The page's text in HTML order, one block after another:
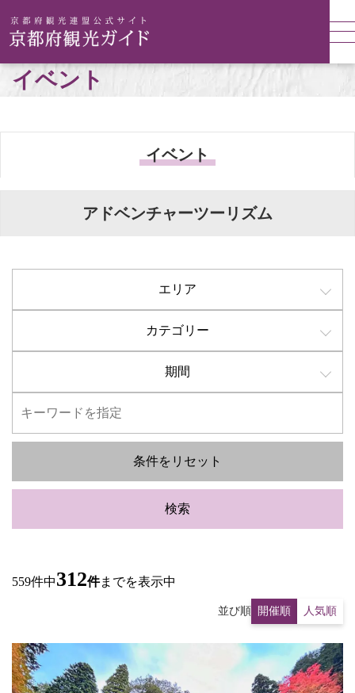
イベント
イベント
アドベンチャーツーリズム
エリア
カテゴリー
期間
条件をリセット
検索
559件中312件までを表示中
並び順 開催順 人気順